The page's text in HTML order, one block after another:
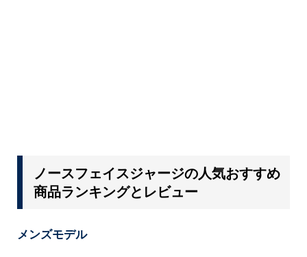
ノースフェイスジャージの人気おすすめ
商品ランキングとレビュー
メンズモデル